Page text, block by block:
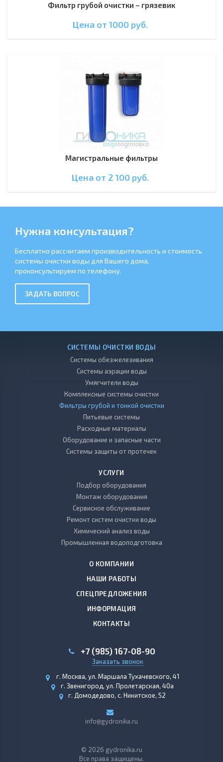
Фильтр грубой очистки – грязевик
Цена от 1000 руб.
Магистральные фильтры
Цена от 2 100 руб.
Нужна консультация?
Бесплатно рассчитаем производительность и стоимость
системы очистки воды для Вашего дома,
проконсультируем по телефону.
ЗАДАТЬ ВОПРОС
© 2026 gydronika.ru
Все права защищены.
СИСТЕМЫ ОЧИСТКИ ВОДЫ
Системы обезжелезивания
Системы аэрации воды
Умягчители воды
Комплексные системы очистки
Фильтры грубой и тонкой очистки
Питьевые системы
Расходные материалы
Оборудование и запасные части
Системы защиты от протечек
УСЛУГИ
Подбор оборудования
Монтаж оборудования
Сервисное обслуживание
Ремонт систем очистки воды
Химический анализ воды
Промышленная водоподготовка
О КОМПАНИИ
НАШИ РАБОТЫ
СПЕЦПРЕДЛОЖЕНИЯ
ИНФОРМАЦИЯ
КОНТАКТЫ
+7 (985) 167-08-90
Заказать звонок
г. Москва, ул. Маршала Тухачевского, 41
г. Звенигород, ул. Пролетарская, 40а
г. Домодедово, с. Никитское, 52
info@gydronika.ru